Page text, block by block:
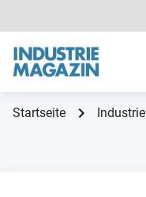
Startseite Industrie